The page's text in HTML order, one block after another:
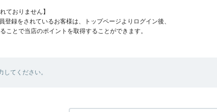
ておりません】
登録をされているお客様は、トップページよりログイン後、
ことで当店のポイントを取得することができます。
してください。